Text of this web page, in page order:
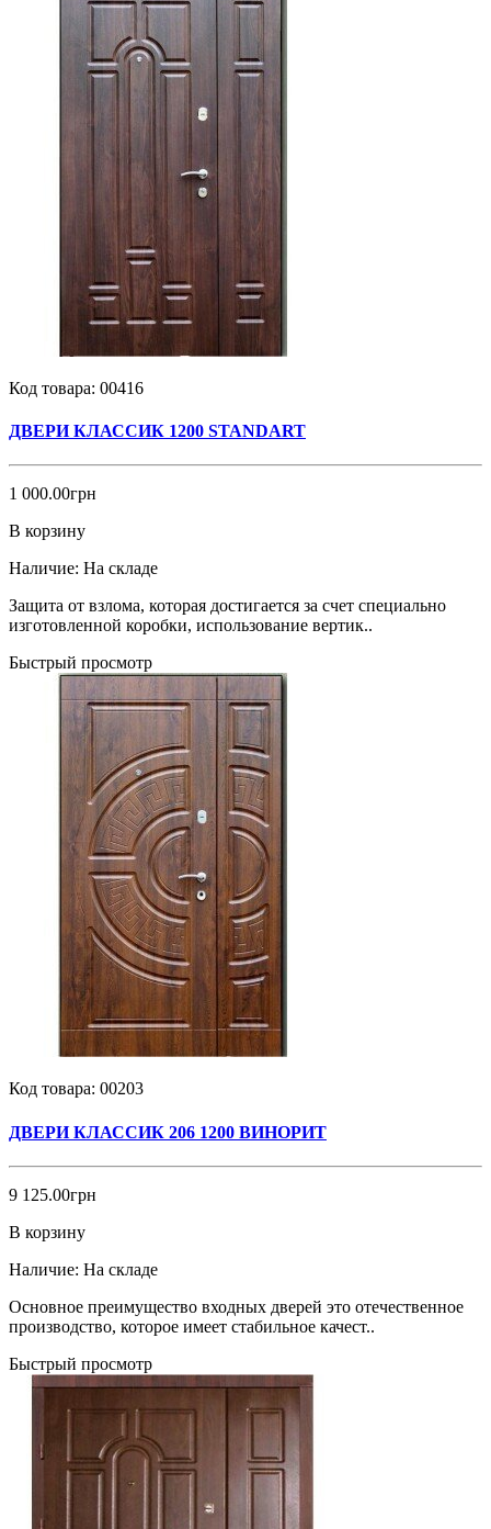
Код товара: 00416
ДВЕРИ КЛАССИК 1200 STANDART
1 000.00грн
В корзину
Наличие: На складе
Защита от взлома, которая достигается за счет специально
изготовленной коробки, использование вертик..
Быстрый просмотр
Код товара: 00203
ДВЕРИ КЛАССИК 206 1200 ВИНОРИТ
9 125.00грн
В корзину
Наличие: На складе
Основное преимущество входных дверей это отечественное
производство, которое имеет стабильное качест..
Быстрый просмотр